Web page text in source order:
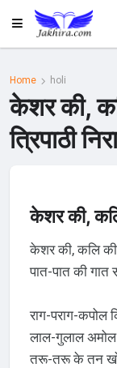
Home holi
केशर की,
त्रिपाठी
केशर की,
केशर की, कलि की
पात-पात की गात
राग-पराग-कपोल
लाल-गुलाल अमोल
तरू-तरू के तन